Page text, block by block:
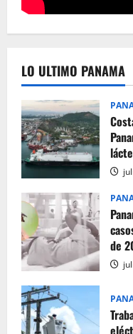
LO ULTIMO PANAMA
de